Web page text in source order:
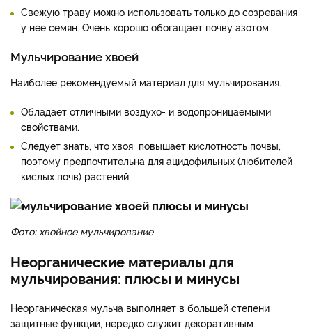
Свежую траву можно использовать только до созревания
у нее семян. Очень хорошо обогащает почву азотом.
Мульчирование хвоей
Наиболее рекомендуемый материал для мульчирования.
Обладает отличными воздухо- и водопроницаемыми
свойствами.
Следует знать, что хвоя повышает кислотность почвы,
поэтому предпочтительна для ацидофильных (любителей
кислых почв) растений.
Фото: хвойное мульчирование
Неорганические материалы для
мульчирования: плюсы и минусы
Неорганическая мульча выполняет в большей степени
защитные функции, нередко служит декоративным